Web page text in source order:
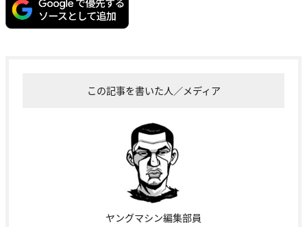
この記事を書いた人／メディア
ヤングマシン編集部員